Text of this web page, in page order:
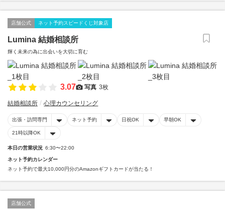
店舗公式 ネット予約スピードくじ対象店
Lumina 結婚相談所
輝く未来の為に出会いを大切に育む
3.07 写真 3枚
結婚相談所 心理カウンセリング
出張・訪問専門 ネット予約 日祝OK 早朝OK
21時以降OK
本日の営業状況 6:30〜22:00
ネット予約カレンダー
ネット予約で最大10,000円分のAmazonギフトカードが当たる！
店舗公式